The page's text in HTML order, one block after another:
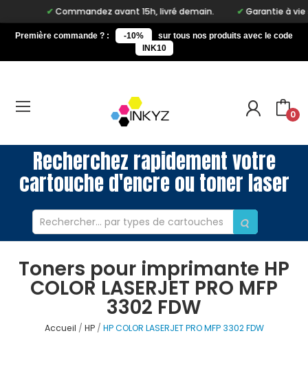
Commandez avant 15h, livré demain. Garantie à vie sur
Première commande ? : -10%
sur tous nos produits avec le code
INK10
0
Recherchez rapidement votre
cartouche d'encre ou toner laser
Toners pour imprimante HP
COLOR LASERJET PRO MFP
3302 FDW
Accueil HP HP COLOR LASERJET PRO MFP 3302 FDW